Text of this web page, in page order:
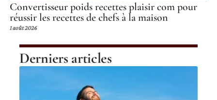
Convertisseur poids recettes plaisir com pour
réussir les recettes de chefs à la maison
1 août 2026
Derniers articles